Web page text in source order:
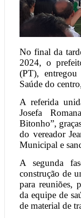
No final da
2024, o
(PT),
Saúde do
A referida
Josefa
Bitonho”,
do vereador
Municipal e
A segunda
construção de
para reuniões,
da equipe de
de material de